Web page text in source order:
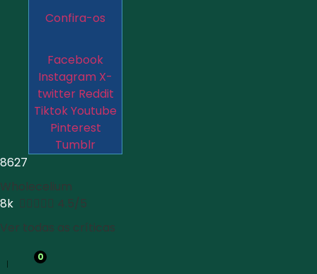
Confira-os
Facebook
Instagram X-
twitter Reddit
TiktokYoutube
Pinterest
Tumblr
8627
Wholecelium
8k  4.5/5
Ver todas as críticas
0